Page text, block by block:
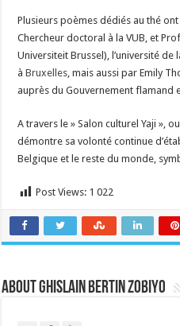
Plusieurs poèmes dédiés au thé
Chercheur doctoral à la VUB, et
Universiteit Brussel), l’université
àBruxelles, mais aussi par Emily
auprès du Gouvernement flamand
A travers le » Salon culturel Yaji »,
démontre sa volonté continue
Belgique et le reste du monde,
Post Views: 1 022
About Ghislain Bertin Zobiyo